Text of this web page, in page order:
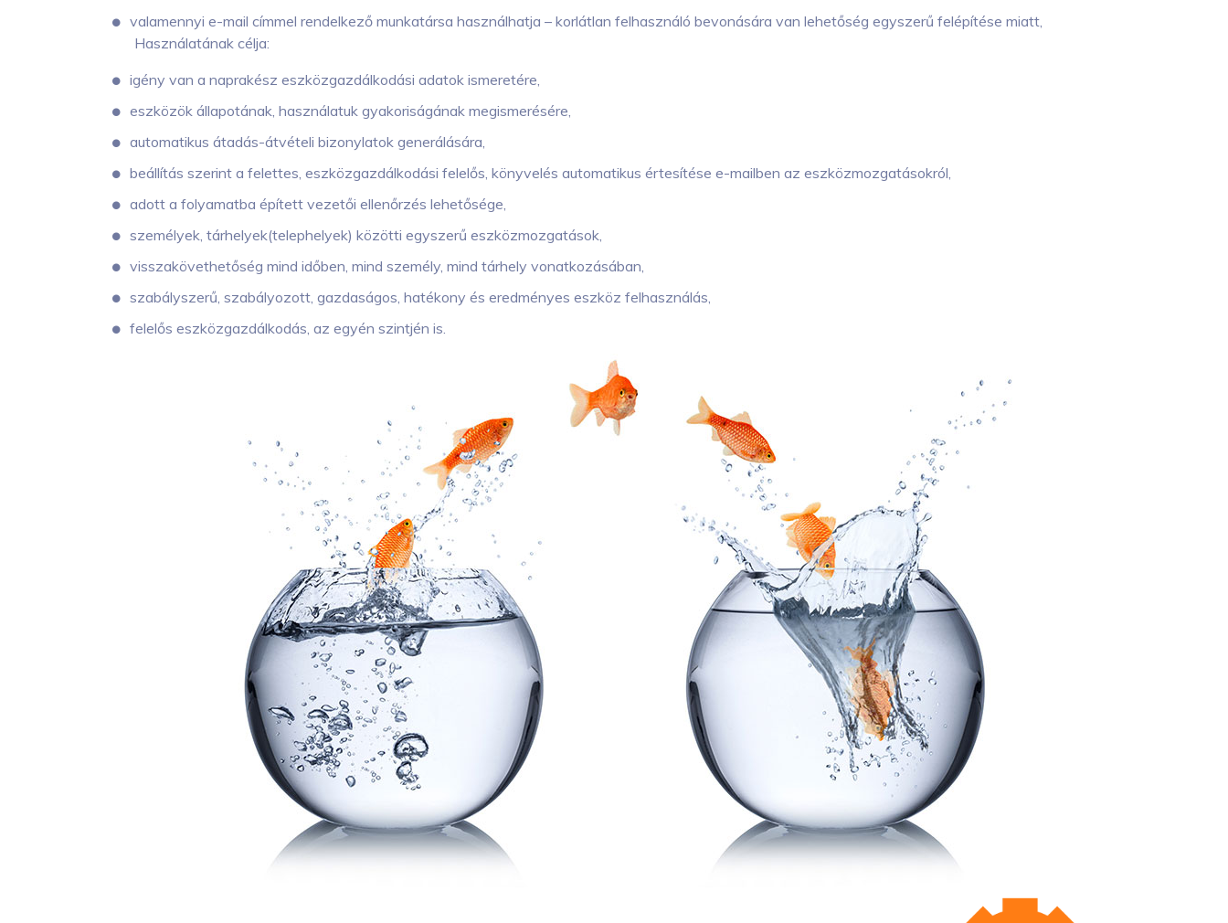
valamennyi e-mail címmel rendelkező munkatársa használhatja – korlátlan felhasználó bevonására van lehetőség egyszerű felépítése miatt,
Használatának célja:
igény van a naprakész eszközgazdálkodási adatok ismeretére,
eszközök állapotának, használatuk gyakoriságának megismerésére,
automatikus átadás-átvételi bizonylatok generálására,
beállítás szerint a felettes, eszközgazdálkodási felelős, könyvelés automatikus értesítése e-mailben az eszközmozgatásokról,
adott a folyamatba épített vezetői ellenőrzés lehetősége,
személyek, tárhelyek(telephelyek) közötti egyszerű eszközmozgatások,
visszakövethetőség mind időben, mind személy, mind tárhely vonatkozásában,
szabályszerű, szabályozott, gazdaságos, hatékony és eredményes eszköz felhasználás,
felelős eszközgazdálkodás, az egyén szintjén is.